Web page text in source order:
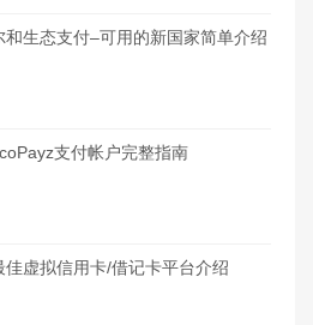
和生态支付–可用的新国家简单介绍
支付帐户完整指南
佳虚拟信用卡/借记卡平台介绍